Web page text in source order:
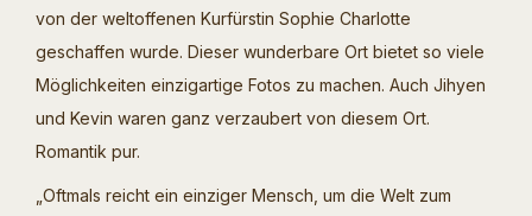
von der weltoffenen Kurfürstin Sophie Charlotte
geschaffen wurde. Dieser wunderbare Ort bietet so viele
Möglichkeiten einzigartige Fotos zu machen. Auch Jihyen
und Kevin waren ganz verzaubert von diesem Ort.
Romantik pur.
„Oftmals reicht ein einziger Mensch, um die Welt zum